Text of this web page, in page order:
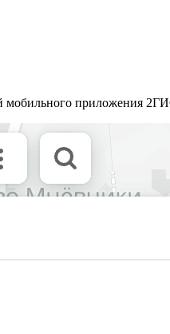
мобильного приложения